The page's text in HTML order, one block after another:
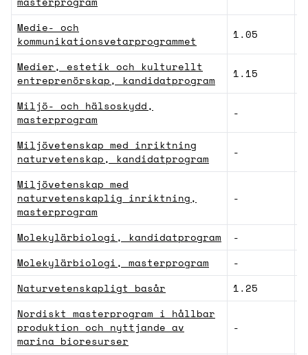
Medie- och
kommunikationsvetarprogrammet
1.05
Medier, estetik och kulturellt
entreprenörskap, kandidatprogram
1.15
Miljö- och hälsoskydd,
masterprogram
-
Miljövetenskap med inriktning
naturvetenskap, kandidatprogram
-
Miljövetenskap med
naturvetenskaplig inriktning,
masterprogram
-
Molekylärbiologi, kandidatprogram -
Molekylärbiologi, masterprogram
-
Naturvetenskapligt basår
1.25
Nordiskt masterprogram i hållbar
produktion och nyttjande av
marina bioresurser
-